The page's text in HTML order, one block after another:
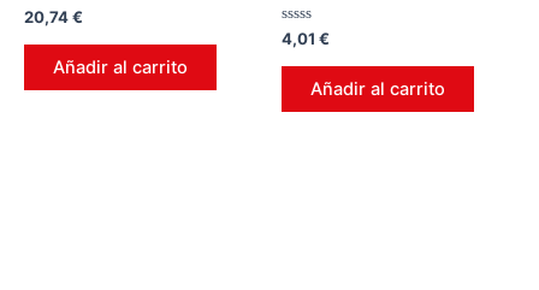
Valorado
en
0
20,74€
Añadir al carrito
Valorado
en
0
4,01 €
Añadir al carrito